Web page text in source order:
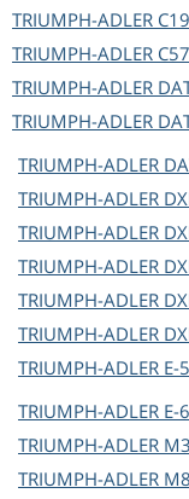
TRIUMPH-ADLER
TRIUMPH-ADLER
TRIUMPH-ADLER
TRIUMPH-ADLER
TRIUMPH-ADLER
TRIUMPH-ADLER
TRIUMPH-ADLER
TRIUMPH-ADLER
TRIUMPH-ADLER
TRIUMPH-ADLER
TRIUMPH-ADLER E-
TRIUMPH-ADLER E-
TRIUMPH-ADLER
TRIUMPH-ADLER